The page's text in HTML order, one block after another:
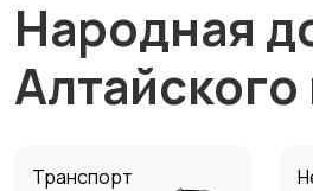
Народная
Алтайского
Транспорт